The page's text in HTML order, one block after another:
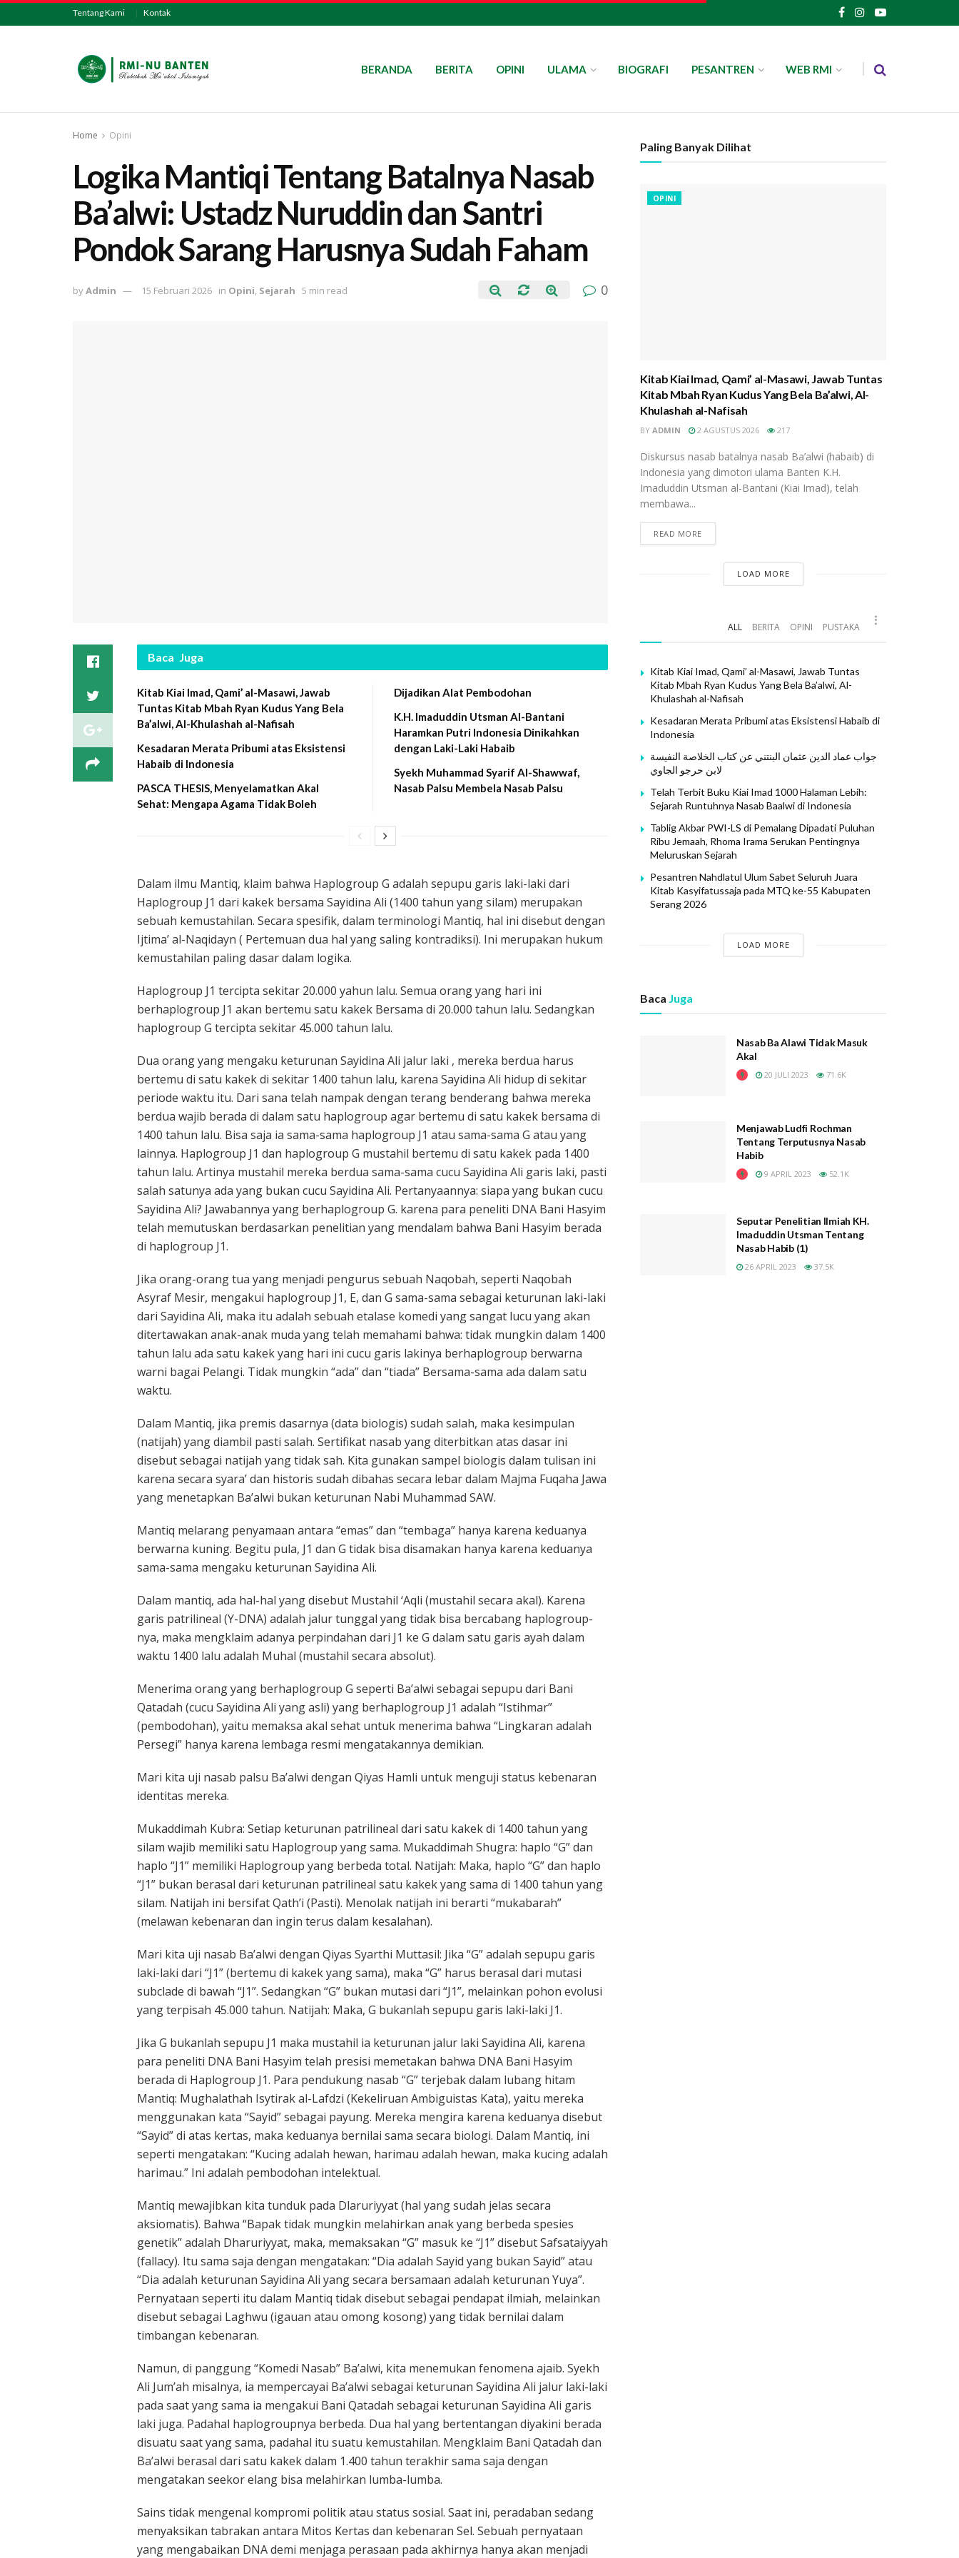
Tentang Kami Kontak
BERANDA BERITA OPINI ULAMA BIOGRAFI PESANTREN WEB RMI
Home Opini
Logika Mantiqi Tentang Batalnya Nasab
Ba’alwi: Ustadz Nuruddin dan Santri
Pondok Sarang Harusnya Sudah Faham
byAdmin 15 Februari 2026 in Opini Sejarah 5 min read 0
Baca Juga
Kitab Kiai Imad, Qami’ al-Masawi, Jawab
Tuntas Kitab Mbah Ryan Kudus Yang Bela
Ba’alwi, Al-Khulashah al-Nafisah
Kesadaran Merata Pribumi atas Eksistensi
Habaib di Indonesia
PASCA THESIS, Menyelamatkan Akal
Sehat: Mengapa Agama Tidak Boleh
Dijadikan Alat Pembodohan
K.H. Imaduddin Utsman Al-Bantani
Haramkan Putri Indonesia Dinikahkan
dengan Laki-Laki Habaib
Syekh Muhammad Syarif Al-Shawwaf,
Nasab Palsu Membela Nasab Palsu
Dalam ilmu Mantiq, klaim bahwa Haplogroup G adalah sepupu garis laki-laki dari
Haplogroup J1 dari kakek bersama Sayidina Ali (1400 tahun yang silam) merupakan
sebuah kemustahilan. Secara spesifik, dalam terminologi Mantiq, hal ini disebut dengan
Ijtima’ al-Naqidayn ( Pertemuan dua hal yang saling kontradiksi). Ini merupakan hukum
kemustahilan paling dasar dalam logika.
Haplogroup J1 tercipta sekitar 20.000 yahun lalu. Semua orang yang hari ini
berhaplogroup J1 akan bertemu satu kakek Bersama di 20.000 tahun lalu. Sedangkan
haplogroup G tercipta sekitar 45.000 tahun lalu.
Dua orang yang mengaku keturunan Sayidina Ali jalur laki , mereka berdua harus
bertemu di satu kakek di sekitar 1400 tahun lalu, karena Sayidina Ali hidup di sekitar
periode waktu itu. Dari sana telah nampak dengan terang benderang bahwa mereka
berdua wajib berada di dalam satu haplogroup agar bertemu di satu kakek bersama di
1400 tahun lalu. Bisa saja ia sama-sama haplogroup J1 atau sama-sama G atau yang
lainnya. Haplogroup J1 dan haplogroup G mustahil bertemu di satu kakek pada 1400
tahun lalu. Artinya mustahil mereka berdua sama-sama cucu Sayidina Ali garis laki, pasti
salah satunya ada yang bukan cucu Sayidina Ali. Pertanyaannya: siapa yang bukan cucu
Sayidina Ali? Jawabannya yang berhaplogroup G. karena para peneliti DNA Bani Hasyim
telah memutuskan berdasarkan penelitian yang mendalam bahwa Bani Hasyim berada
di haplogroup J1.
Jika orang-orang tua yang menjadi pengurus sebuah Naqobah, seperti Naqobah
Asyraf Mesir, mengakui haplogroup J1, E, dan G sama-sama sebagai keturunan laki-laki
dari Sayidina Ali, maka itu adalah sebuah etalase komedi yang sangat lucu yang akan
ditertawakan anak-anak muda yang telah memahami bahwa: tidak mungkin dalam 1400
tahun lalu ada satu kakek yang hari ini cucu garis lakinya berhaplogroup berwarna
warni bagai Pelangi. Tidak mungkin “ada” dan “tiada” Bersama-sama ada dalam satu
waktu.
Dalam Mantiq, jika premis dasarnya (data biologis) sudah salah, maka kesimpulan
(natijah) yang diambil pasti salah. Sertifikat nasab yang diterbitkan atas dasar ini
disebut sebagai natijah yang tidak sah. Kita gunakan sampel biologis dalam tulisan ini
karena secara syara’ dan historis sudah dibahas secara lebar dalam Majma Fuqaha Jawa
yang menetapkan Ba’alwi bukan keturunan Nabi Muhammad SAW.
Mantiq melarang penyamaan antara “emas” dan “tembaga” hanya karena keduanya
berwarna kuning. Begitu pula, J1 dan G tidak bisa disamakan hanya karena keduanya
sama-sama mengaku keturunan Sayidina Ali.
Dalam mantiq, ada hal-hal yang disebut Mustahil ‘Aqli (mustahil secara akal). Karena
garis patrilineal (Y-DNA) adalah jalur tunggal yang tidak bisa bercabang haplogroup-
nya, maka mengklaim adanya perpindahan dari J1 ke G dalam satu garis ayah dalam
waktu 1400 lalu adalah Muhal (mustahil secara absolut).
Menerima orang yang berhaplogroup G seperti Ba’alwi sebagai sepupu dari Bani
Qatadah (cucu Sayidina Ali yang asli) yang berhaplogroup J1 adalah “Istihmar”
(pembodohan), yaitu memaksa akal sehat untuk menerima bahwa “Lingkaran adalah
Persegi” hanya karena lembaga resmi mengatakannya demikian.
Mari kita uji nasab palsu Ba’alwi dengan Qiyas Hamli untuk menguji status kebenaran
identitas mereka.
Mukaddimah Kubra: Setiap keturunan patrilineal dari satu kakek di 1400 tahun yang
silam wajib memiliki satu Haplogroup yang sama. Mukaddimah Shugra: haplo “G” dan
haplo “J1” memiliki Haplogroup yang berbeda total. Natijah: Maka, haplo “G” dan haplo
“J1” bukan berasal dari keturunan patrilineal satu kakek yang sama di 1400 tahun yang
silam. Natijah ini bersifat Qath’i (Pasti). Menolak natijah ini berarti “mukabarah”
(melawan kebenaran dan ingin terus dalam kesalahan).
Mari kita uji nasab Ba’alwi dengan Qiyas Syarthi Muttasil: Jika “G” adalah sepupu garis
laki-laki dari “J1” (bertemu di kakek yang sama), maka “G” harus berasal dari mutasi
subclade di bawah “J1”. Sedangkan “G” bukan mutasi dari “J1”, melainkan pohon evolusi
yang terpisah 45.000 tahun. Natijah: Maka, G bukanlah sepupu garis laki-laki J1.
Jika G bukanlah sepupu J1 maka mustahil ia keturunan jalur laki Sayidina Ali, karena
para peneliti DNA Bani Hasyim telah presisi memetakan bahwa DNA Bani Hasyim
berada di Haplogroup J1. Para pendukung nasab “G” terjebak dalam lubang hitam
Mantiq: Mughalathah Isytirak al-Lafdzi (Kekeliruan Ambiguistas Kata), yaitu mereka
menggunakan kata “Sayid” sebagai payung. Mereka mengira karena keduanya disebut
“Sayid” di atas kertas, maka keduanya bernilai sama secara biologi. Dalam Mantiq, ini
seperti mengatakan: “Kucing adalah hewan, harimau adalah hewan, maka kucing adalah
harimau.” Ini adalah pembodohan intelektual.
Mantiq mewajibkan kita tunduk pada Dlaruriyyat (hal yang sudah jelas secara
aksiomatis). Bahwa “Bapak tidak mungkin melahirkan anak yang berbeda spesies
genetik” adalah Dharuriyyat, maka, memaksakan “G” masuk ke “J1” disebut Safsataiyyah
(fallacy). Itu sama saja dengan mengatakan: “Dia adalah Sayid yang bukan Sayid” atau
“Dia adalah keturunan Sayidina Ali yang secara bersamaan adalah keturunan Yuya”.
Pernyataan seperti itu dalam Mantiq tidak disebut sebagai pendapat ilmiah, melainkan
disebut sebagai Laghwu (igauan atau omong kosong) yang tidak bernilai dalam
timbangan kebenaran.
Namun, di panggung “Komedi Nasab” Ba’alwi, kita menemukan fenomena ajaib. Syekh
Ali Jum’ah misalnya, ia mempercayai Ba’alwi sebagai keturunan Sayidina Ali jalur laki-laki
pada saat yang sama ia mengakui Bani Qatadah sebagai keturunan Sayidina Ali garis
laki juga. Padahal haplogroupnya berbeda. Dua hal yang bertentangan diyakini berada
disuatu saat yang sama, padahal itu suatu kemustahilan. Mengklaim Bani Qatadah dan
Ba’alwi berasal dari satu kakek dalam 1.400 tahun terakhir sama saja dengan
mengatakan seekor elang bisa melahirkan lumba-lumba.
Sains tidak mengenal kompromi politik atau status sosial. Saat ini, peradaban sedang
menyaksikan tabrakan antara Mitos Kertas dan kebenaran Sel. Sebuah pernyataan
yang mengabaikan DNA demi menjaga perasaan pada akhirnya hanya akan menjadi
Paling Banyak Dilihat
OPINI
Kitab Kiai Imad, Qami’ al-Masawi, Jawab Tuntas
Kitab Mbah Ryan Kudus Yang Bela Ba’alwi, Al-
Khulashah al-Nafisah
BY ADMIN 2 AGUSTUS 2026 217
Diskursus nasab batalnya nasab Ba’alwi (habaib) di
Indonesia yang dimotori ulama Banten K.H.
Imaduddin Utsman al-Bantani (Kiai Imad), telah
membawa...
READ MORE
LOAD MORE
ALL BERITA OPINI PUSTAKA
Kitab Kiai Imad, Qami’ al-Masawi, Jawab Tuntas
Kitab Mbah Ryan Kudus Yang Bela Ba’alwi, Al-
Khulashah al-Nafisah
Kesadaran Merata Pribumi atas Eksistensi Habaib di
Indonesia
جواب عماد الدين عثمان البنتني عن كتاب الخلاصة النفيسة
لابن حرجو الجاوي
Telah Terbit Buku Kiai Imad 1000 Halaman Lebih:
Sejarah Runtuhnya Nasab Baalwi di Indonesia
Tablig Akbar PWI-LS di Pemalang Dipadati Puluhan
Ribu Jemaah, Rhoma Irama Serukan Pentingnya
Meluruskan Sejarah
Pesantren Nahdlatul Ulum Sabet Seluruh Juara
Kitab Kasyifatussaja pada MTQ ke-55 Kabupaten
Serang 2026
LOAD MORE
Baca Juga
Nasab Ba Alawi Tidak Masuk
Akal
20 JULI 2023 71.6K
Menjawab Ludfi Rochman
Tentang Terputusnya Nasab
Habib
9 APRIL 2023 52.1K
Seputar Penelitian Ilmiah KH.
Imaduddin Utsman Tentang
Nasab Habib (1)
26 APRIL 2023 37.5K